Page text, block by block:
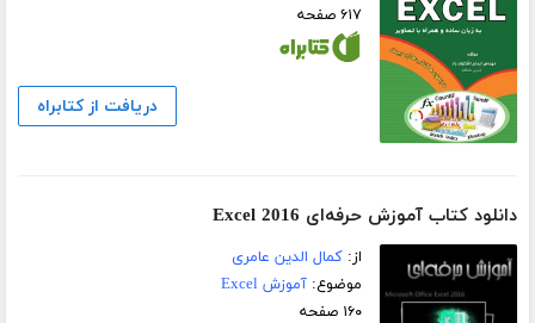
۶۱۷ صفحه
دریافت از کتابراه
دانلود کتاب آموزش حرفه‌ای Excel 2016
از:کمال الدین عامری
موضوع:آموزش Excel
۱۶۰ صفحه